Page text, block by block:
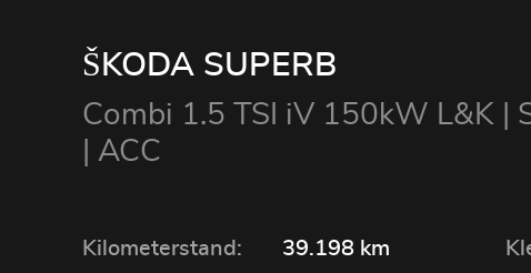
ŠKODA SUPERB
Combi 1.5 TSI iV 150kW L&K |
| ACC
Kilometerstand:
39.198 km